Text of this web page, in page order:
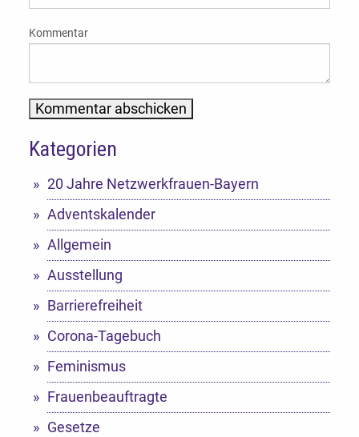
Kommentar
Alternative:
Kategorien
20 Jahre Netzwerkfrauen-Bayern
Adventskalender
Allgemein
Ausstellung
Barrierefreiheit
Corona-Tagebuch
Feminismus
Frauenbeauftragte
Gesetze